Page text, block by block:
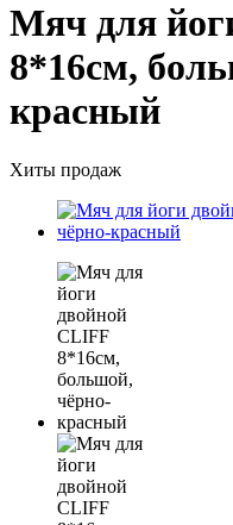
Мяч для
8*16см,
красный
Хиты продаж